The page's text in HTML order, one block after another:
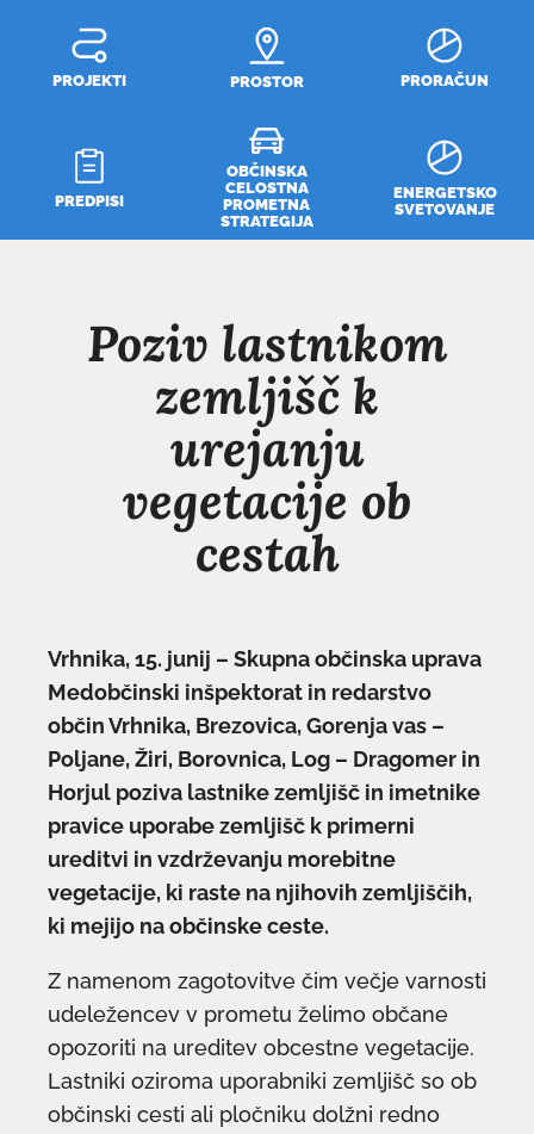
PROJEKTI PROSTOR PRORAČUN
PREDPISI
OBČINSKA
CELOSTNA
PROMETNA
STRATEGIJA
ENERGETSKO
SVETOVANJE
Poziv lastnikom
zemljišč k
urejanju
vegetacije ob
cestah
Vrhnika, 15. junij – Skupna občinska uprava
Medobčinski inšpektorat in redarstvo
občin Vrhnika, Brezovica, Gorenja vas –
Poljane, Žiri, Borovnica, Log – Dragomer in
Horjul poziva lastnike zemljišč in imetnike
pravice uporabe zemljišč k primerni
ureditvi in vzdrževanju morebitne
vegetacije, ki raste na njihovih zemljiščih,
ki mejijo na občinske ceste.
Z namenom zagotovitve čim večje varnosti
udeležencev v prometu želimo občane
opozoriti na ureditev obcestne vegetacije.
Lastniki oziroma uporabniki zemljišč so ob
občinski cesti ali pločniku dolžni redno